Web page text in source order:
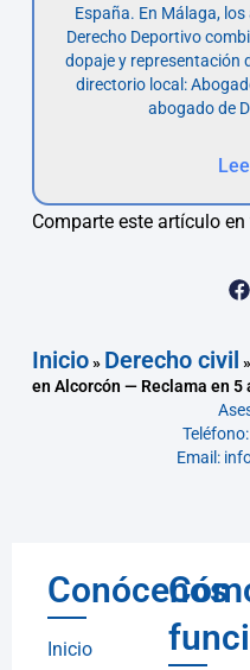
España. En Málaga,
Derecho Deportivo
dopaje y representación
directorio local:
abogado de
Comparte este artículo
Inicio» Derecho civil »
en Alcorcón — Reclama en 5
Email:
Conócenos
Inicio